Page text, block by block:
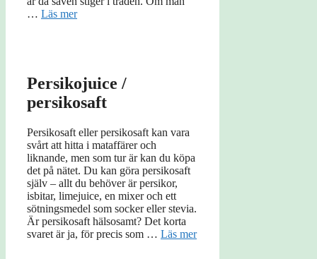
… Läs mer
Persikojuice /
persikosaft
Persikosaft eller persikosaft kan vara
svårt att hitta i mataffärer och
liknande, men som tur är kan du köpa
det på nätet. Du kan göra persikosaft
själv – allt du behöver är persikor,
isbitar, limejuice, en mixer och ett
sötningsmedel som socker eller stevia.
Är persikosaft hälsosamt? Det korta
svaret är ja, för precis som … Läs mer